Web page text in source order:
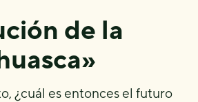
de la
¿cuál es entonces el futuro